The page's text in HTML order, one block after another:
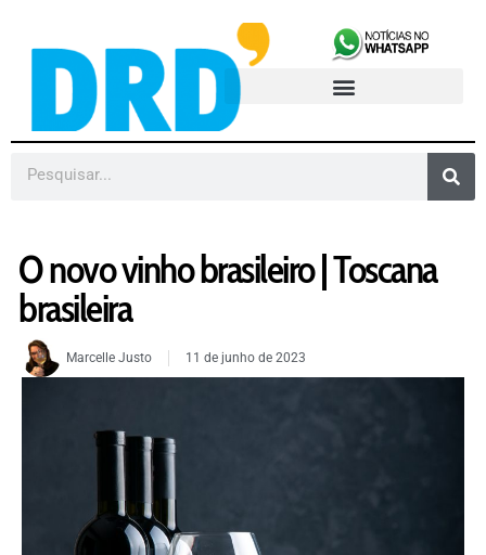
O novo vinho brasileiro | Toscana
brasileira
Marcelle Justo 11 de junho de 2023